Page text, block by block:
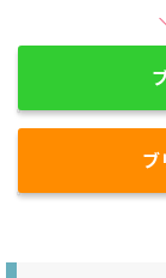
ブ